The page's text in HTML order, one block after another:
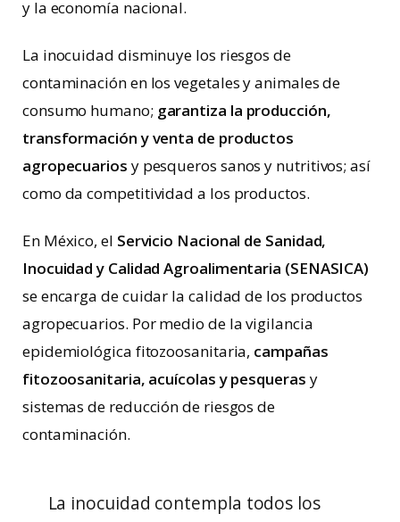
y la economía nacional.
La inocuidad disminuye los riesgos de
contaminación en los vegetales y animales de
consumo humano; garantiza la producción,
transformación y venta de productos
agropecuarios y pesqueros sanos y nutritivos; así
como da competitividad a los productos.
En México, el Servicio Nacional de Sanidad,
Inocuidad y Calidad Agroalimentaria (SENASICA)
se encarga de cuidar la calidad de los productos
agropecuarios. Por medio de la vigilancia
epidemiológica fitozoosanitaria, campañas
fitozoosanitaria, acuícolas y pesqueras y
sistemas de reducción de riesgos de
contaminación.
La inocuidad contempla todos los